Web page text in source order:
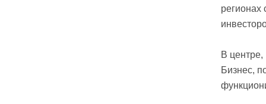
регионах
В
Бизнес,